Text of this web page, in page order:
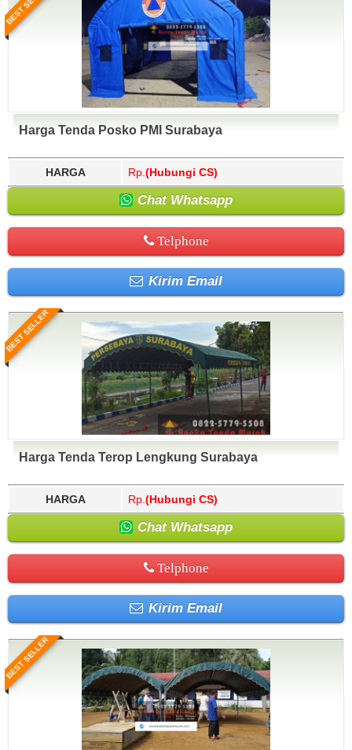
Harga Tenda Posko PMI Surabaya
HARGA Rp. (Hubungi CS)
Chat Whatsapp
Telphone
Kirim Email
BEST SELLER
Harga Tenda Terop Lengkung Surabaya
HARGA Rp. (Hubungi CS)
Chat Whatsapp
Telphone
Kirim Email
BEST SELLER